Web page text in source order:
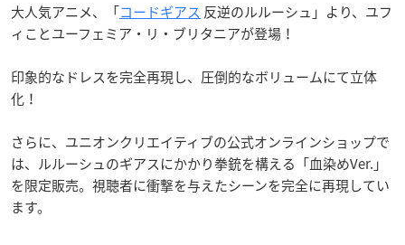
大人気アニメ、「コードギアス 反逆のルルーシュ」より、ユフ
ィことユーフェミア・リ・ブリタニアが登場！
印象的なドレスを完全再現し、圧倒的なボリュームにて立体
化！
さらに、ユニオンクリエイティブの公式オンラインショップで
は、ルルーシュのギアスにかかり拳銃を構える「血染めVer.」
を限定販売。視聴者に衝撃を与えたシーンを完全に再現してい
ます。